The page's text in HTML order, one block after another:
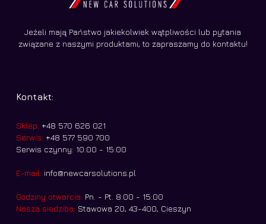
Jeżeli mają Państwo jakiekolwiek wątpliwości lub pytania
związane z naszymi produktami, to zapraszamy do kontaktu!
Kontakt:
Sklep: +48 570 626 021
Serwis: +48 577 590 700
Serwis czynny: 10:00 - 15:00
E-mail: info@newcarsolutions.pl
Godziny otwarcia: Pn. - Pt. 8:00 - 15:00
Nasza siedziba: Stawowa 20, 43-400, Cieszyn